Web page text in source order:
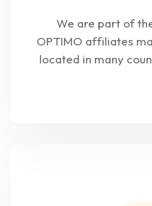
We are part of
OPTIMO affiliates
located in many